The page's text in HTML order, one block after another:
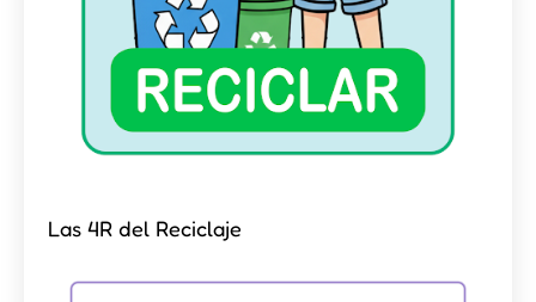
Las 4R del Reciclaje